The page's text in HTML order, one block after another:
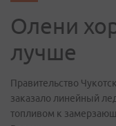
Олени
лучше
Правительство
заказало линейный
топливом к